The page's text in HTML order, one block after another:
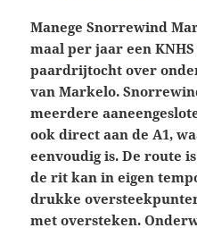
Manege Snorrewind
maal per jaar een
paardrijtocht over
van Markelo.
meerdere
ook direct aan de A1,
eenvoudig is. De route
de rit kan in eigen
drukke
met oversteken.